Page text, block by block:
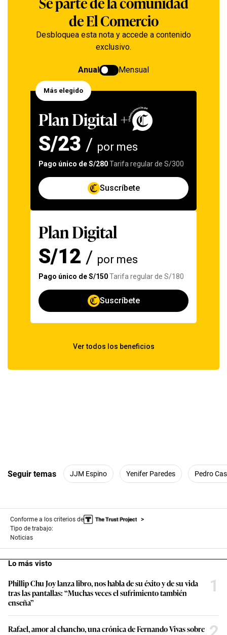
Seguir temas JJM Espino Yenifer Paredes Pedro
Conforme a los criterios de
Tipo de trabajo:
Noticias
Lo más visto
Phillip Chu Joy lanza libro, nos habla de su éxito y de su vida
tras las pantallas: “Muchas veces el sufrimiento también
enseña”
1
Rafael, amor al chancho, una crónica de Fernando Vivas sobre